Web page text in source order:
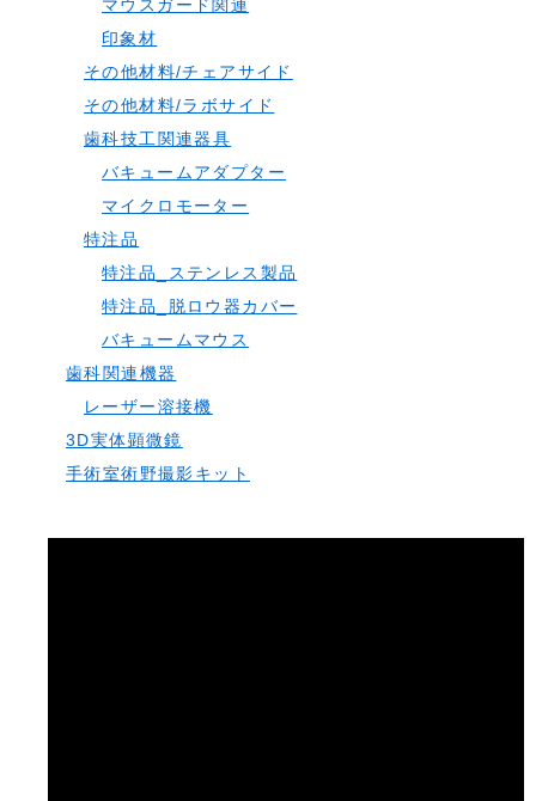
マウスガード関連
印象材
その他材料/チェアサイド
その他材料/ラボサイド
歯科技工関連器具
バキュームアダプター
マイクロモーター
特注品
特注品_ステンレス製品
特注品_脱ロウ器カバー
バキュームマウス
歯科関連機器
レーザー溶接機
3D実体顕微鏡
手術室術野撮影キット